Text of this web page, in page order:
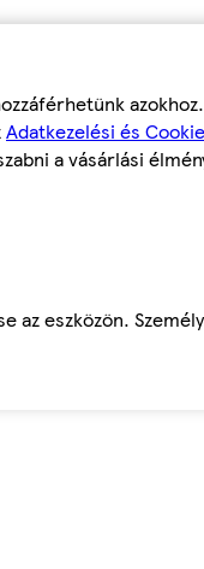
Adatkezelési és
a vásárlási
az eszközön.